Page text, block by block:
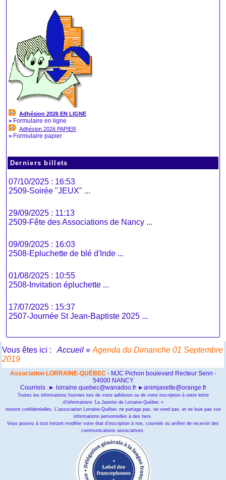
Adhésion 2026 EN LIGNE
> Formulaire en ligne
Adhésion 2026 PAPIER
> Formulaire papier
Derniers billets
07/10/2025 : 16:53
2509-Soirée "JEUX" ...
29/09/2025 : 11:13
2509-Fête des Associations de Nancy ...
09/09/2025 : 16:03
2508-Epluchette de blé d'Inde ...
01/08/2025 : 10:55
2508-Invitation épluchette ...
17/07/2025 : 15:37
2507-Journée St Jean-Baptiste 2025 ...
Vous êtes ici : Accueil » Agenda du Dimanche 01 Septembre
2019
Association LORRAINE-QUÉBEC- MJC Pichon boulevard Recteur Senn -
54000 NANCY
Courriels :► lorraine.quebec@wanadoo.fr ►animjasette@orange.fr
Toutes les informations fournies lors de votre adhésion ou de votre inscription à notre lettre
d’informations ‘La Jasette de Lorraine-Québec »
restent confidentielles. L’association Lorraine-Québec ne partage pas, ne vend pas, et ne loue pas vos
informations personnelles à des tiers.
Vous pouvez à tout instant modifier votre état d’inscription à nos, courriels ou arrêter de recevoir des
communications associatives.